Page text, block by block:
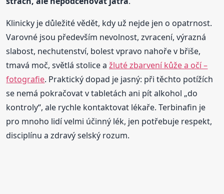
Klinicky je důležité vědět, kdy už nejde jen o opatrnost.
Varovné jsou především nevolnost, zvracení, výrazná
slabost, nechutenství, bolest vpravo nahoře v břiše,
tmavá moč, světlá stolice ažluté zbarvení kůže a očí –
fotografie. Praktický dopad je jasný: při těchto potížích
se nemá pokračovat v tabletách ani pít alkohol „do
kontroly“, ale rychle kontaktovat lékaře. Terbinafin je
pro mnoho lidí velmi účinný lék, jen potřebuje respekt,
disciplínu a zdravý selský rozum.